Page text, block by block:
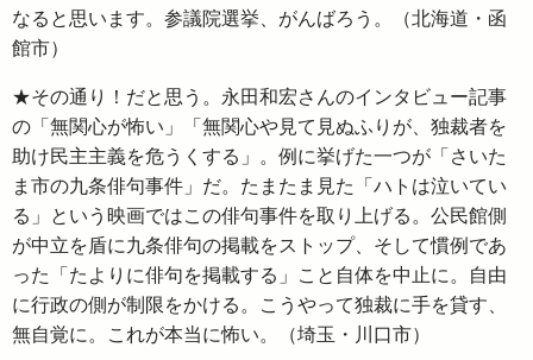
なると思います。参議院選挙、がんばろう。（北海道・函
館市）
★その通り！だと思う。永田和宏さんのインタビュー記事
の「無関心が怖い」「無関心や見て見ぬふりが、独裁者を
助け民主主義を危うくする」。例に挙げた一つが「さいた
ま市の九条俳句事件」だ。たまたま見た「ハトは泣いてい
る」という映画ではこの俳句事件を取り上げる。公民館側
が中立を盾に九条俳句の掲載をストップ、そして慣例であ
った「たよりに俳句を掲載する」こと自体を中止に。自由
に行政の側が制限をかける。こうやって独裁に手を貸す、
無自覚に。これが本当に怖い。（埼玉・川口市）